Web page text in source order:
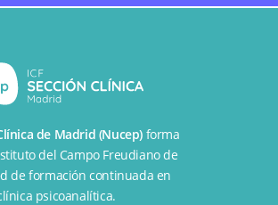
de Madrid (Nucep) forma
del Campo Freudiano de
de formación continuada en
psicoanalítica.